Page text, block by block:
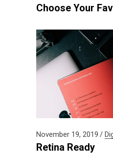
Choose Your
November 19, 2019
Retina Ready